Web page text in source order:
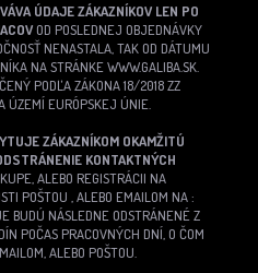
ÚDAJE ZÁKAZNÍKOV LEN PO
OD POSLEDNEJ OBJEDNÁVKY
NENASTALA, TAK OD DÁTUMU
NA STRÁNKE WWW.GALIBA.SK.
PODĽA ZÁKONA 18/2018 ZZ
ÚZEMÍ EURÓPSKEJ ÚNIE.
ZÁKAZNÍKOM OKAMŽITÚ
KONTAKTNÝCH
ALEBO REGISTRÁCII NA
POŠTOU , ALEBO EMAILOM NA :
BUDÚ NÁSLEDNE ODSTRÁNENÉ Z
POČAS PRACOVNÝCH DNÍ, O ČOM
ALEBO POŠTOU.